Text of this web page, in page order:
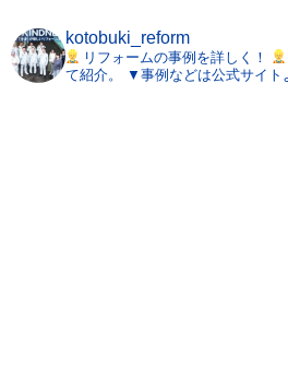
kotobuki_reform
リフォームの事例を詳しく！
て紹介。
▼事例などは公式サイト